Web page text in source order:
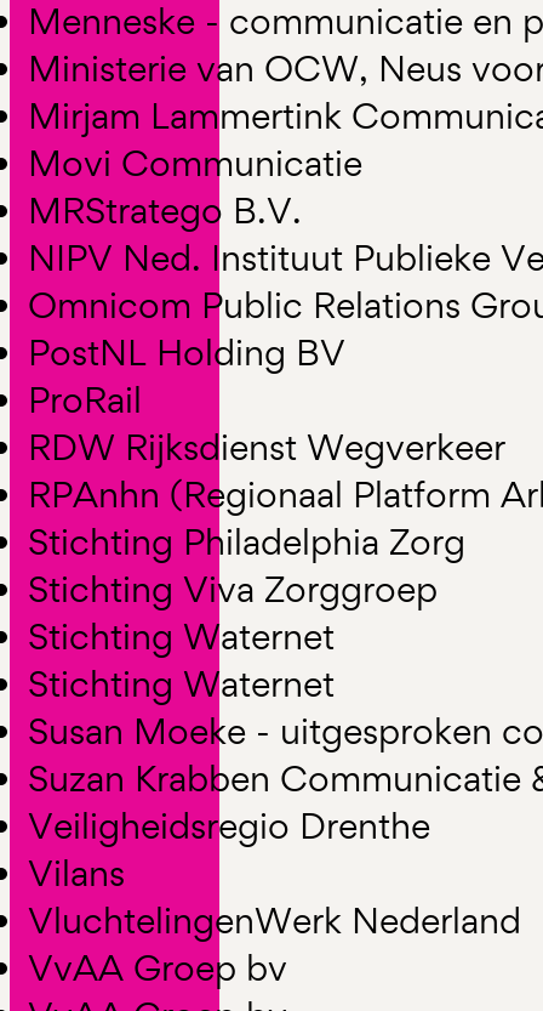
Menneske - communicatie en
Ministerie van OCW, Neus
Mirjam Lammertink
Movi Communicatie
MRStratego B.V.
NIPV Ned. Instituut Publieke
Omnicom Public Relations
PostNL Holding BV
ProRail
RDW Rijksdienst Wegverkeer
RPAnhn (Regionaal Platform
Stichting Philadelphia Zorg
Stichting Viva Zorggroep
Stichting Waternet
Stichting Waternet
Susan Moeke - uitgesproken
Suzan Krabben Communicatie
Veiligheidsregio Drenthe
Vilans
VluchtelingenWerk Nederland
VvAA Groep bv